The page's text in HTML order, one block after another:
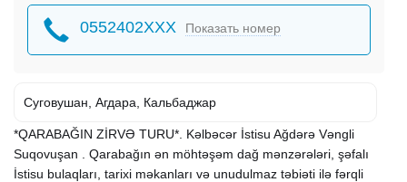
0552402XXX Показать номер
Суговушан, Агдара, Кальбаджар
*QARABAĞIN ZİRVƏ TURU*. Kəlbəcər İstisu Ağdərə Vəngli
Suqovuşan . Qarabağın ən möhtəşəm dağ mənzərələri, şəfalı
İstisu bulaqları, tarixi məkanları və unudulmaz təbiəti ilə fərqli